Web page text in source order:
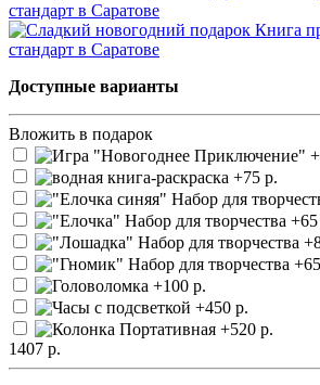
Доступные варианты
Вложить в подарок
1407 р.